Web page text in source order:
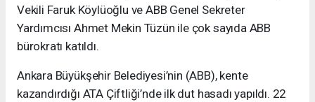
Vekili Faruk Köylüoğlu ve ABB Genel Sekreter
Yardımcısı Ahmet Mekin Tüzün ile çok sayıda ABB
bürokratı katıldı.
Ankara Büyükşehir Belediyesi’nin (ABB), kente
kazandırdığı ATA Çiftliği’nde ilk dut hasadı yapıldı. 22